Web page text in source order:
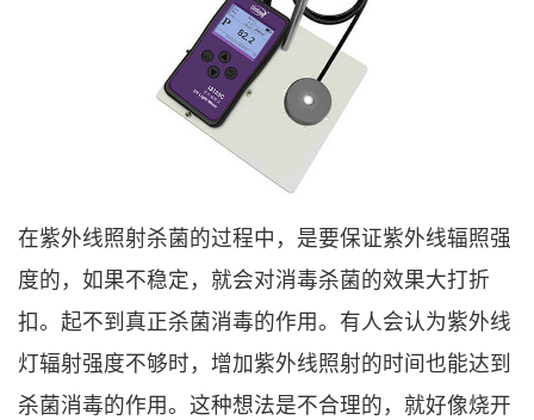
在紫外线照射杀菌的过程中，是要保证紫外线辐照强
度的，如果不稳定，就会对消毒杀菌的效果大打折
扣。起不到真正杀菌消毒的作用。有人会认为紫外线
灯辐射强度不够时，增加紫外线照射的时间也能达到
杀菌消毒的作用。这种想法是不合理的，就好像烧开